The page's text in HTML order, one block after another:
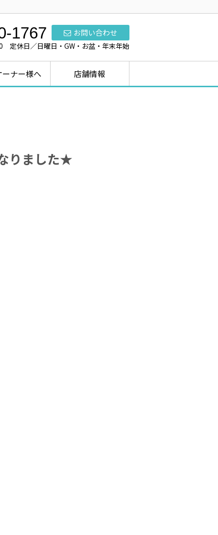
お問い合わせ
1767
定休日／日曜日・GW・お盆・年末年始
ナー様へ 店舗情報
りました★